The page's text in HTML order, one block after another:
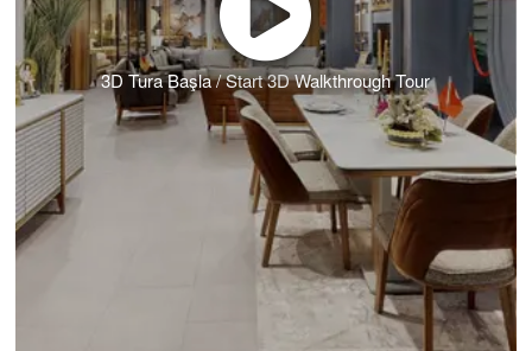
3D Tura Başla / Start 3D Walkthrough Tour